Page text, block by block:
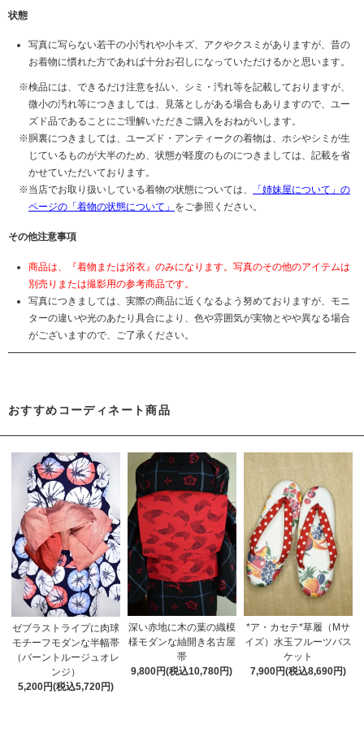
状態
写真に写らない若干の小汚れや小キズ、アクやクスミがありますが、昔の
お着物に慣れた方であれば十分お召しになっていただけるかと思います。
検品には、できるだけ注意を払い、シミ・汚れ等を記載しておりますが、
微小の汚れ等につきましては、見落としがある場合もありますので、ユー
ズド品であることにご理解いただきご購入をおねがいします。
胴裏につきましては、ユーズド・アンティークの着物は、ホシやシミが生
じているものが大半のため、状態が軽度のものにつきましては、記載を省
かせていただいております。
当店でお取り扱いしている着物の状態については、
「姉妹屋について」の
ページの「着物の状態について」 をご参照ください。
その他注意事項
商品は、『着物または浴衣』のみになります。写真のその他のアイテムは
別売りまたは撮影用の参考商品です。
写真につきましては、実際の商品に近くなるよう努めておりますが、モニ
ターの違いや光のあたり具合により、色や雰囲気が実物とやや異なる場合
がございますので、ご了承ください。
おすすめコーディネート商品
ゼブラストライプに肉球
モチーフモダンな半幅帯
（バーントルージュオレ
ンジ）
5,200円(税込5,720円)
深い赤地に木の葉の織模
様モダンな紬開き名古屋
帯
9,800円(税込10,780円)
*ア・カセテ*草履（Mサ
イズ）水玉フルーツバス
ケット
7,900円(税込8,690円)